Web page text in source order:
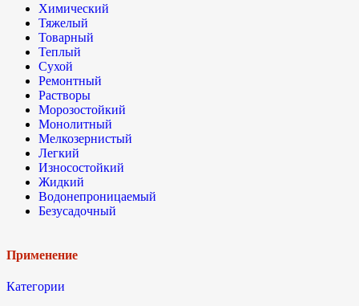
Химический
Тяжелый
Товарный
Теплый
Сухой
Ремонтный
Растворы
Морозостойкий
Монолитный
Мелкозернистый
Легкий
Износостойкий
Жидкий
Водонепроницаемый
Безусадочный
Применение
Категории